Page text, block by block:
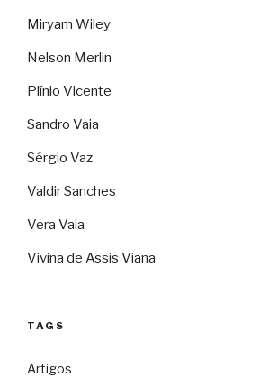
Miryam Wiley
Nelson Merlin
Plínio Vicente
Sandro Vaia
Sérgio Vaz
Valdir Sanches
Vera Vaia
Vivina de Assis Viana
TAGS
Artigos